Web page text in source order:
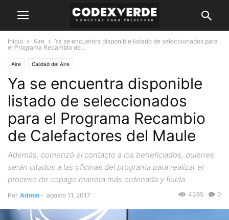
Inicio Aire
Ya se encuentra disponible listado de seleccionados para
el Programa Recambio de...
Aire Calidad del Aire
Ya se encuentra disponible
listado de seleccionados
para el Programa Recambio
de Calefactores del Maule
Además, comenzó el contacto a los beneficiados, quienes
serán citados a las oficinas del programa para realizar el
proceso de copago manera más ordenada y fluida.
Por Admin - agosto 11, 2017 0
4385